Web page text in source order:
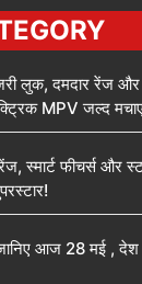
लुक, दमदार रेंज और
MPV जल्द
स्मार्ट फीचर्स और
आज 28 मई , देश